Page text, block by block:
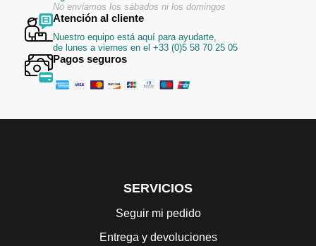
No enviamos los sábados ni los domingos
Atención al cliente
Nuestro equipo está aquí para ayudarte,
de lunes a viernes en el +33 (0)5 58 70 25 05
Pagos seguros
SERVICIOS
Seguir mi pedido
Entrega y devoluciones